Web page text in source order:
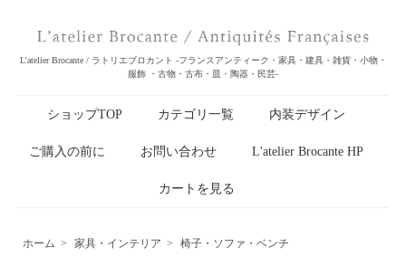
L'atelier Brocante / ラトリエブロカント -フランスアンティーク・家具・建具・雑貨・小物・
服飾 ・古物・古布・皿・陶器・民芸-
ショップTOP カテゴリ一覧 内装デザイン
ご購入の前に お問い合わせ L'atelier Brocante HP
カートを見る
ホーム > 家具・インテリア > 椅子・ソファ・ベンチ